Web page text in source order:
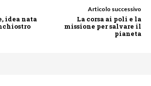
idea nata
Articolo successivo
La corsa ai poli e la
missione per salvare il
pianeta